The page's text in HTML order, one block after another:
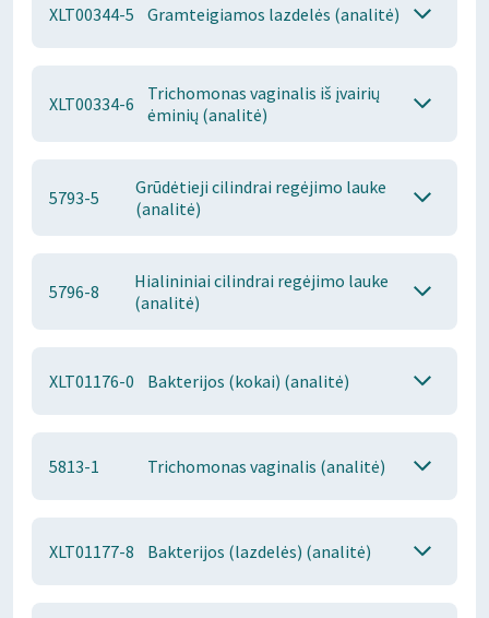
XLT00344-5 Gramteigiamos lazdelės (analitė)
XLT00334-6
Trichomonas vaginalis iš įvairių
ėminių (analitė)
5793-5
Grūdėtieji cilindrai regėjimo lauke
(analitė)
5796-8
Hialininiai cilindrai regėjimo lauke
(analitė)
XLT01176-0 Bakterijos (kokai) (analitė)
5813-1 Trichomonas vaginalis (analitė)
XLT01177-8 Bakterijos (lazdelės) (analitė)